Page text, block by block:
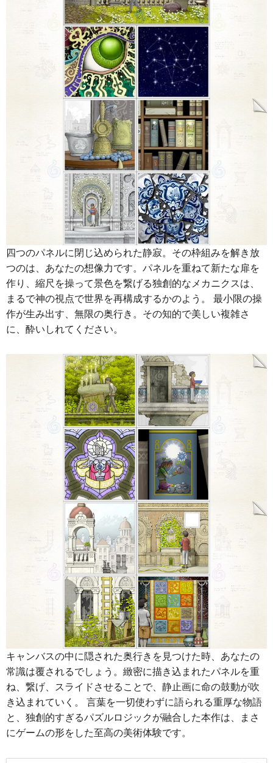
四つのパネルに閉じ込められた静寂。その枠組みを解き放
つのは、あなたの想像力です。パネルを重ねて新たな扉を
作り、縮尺を操って景色を繋げる独創的なメカニクスは、
まるで神の視点で世界を再構成するかのよう。 最小限の操
作が生み出す、無限の奥行き。その知的で美しい複雑さ
に、酔いしれてください。
キャンバスの中に隠された奥行きを見つけた時、あなたの
常識は覆されるでしょう。緻密に描き込まれたパネルを重
ね、繋げ、スライドさせることで、静止画に命の鼓動が吹
き込まれていく。 言葉を一切使わずに語られる重厚な物語
と、独創的すぎるパズルロジックが融合した本作は、まさ
にゲームの形をした至高の美術体験です。